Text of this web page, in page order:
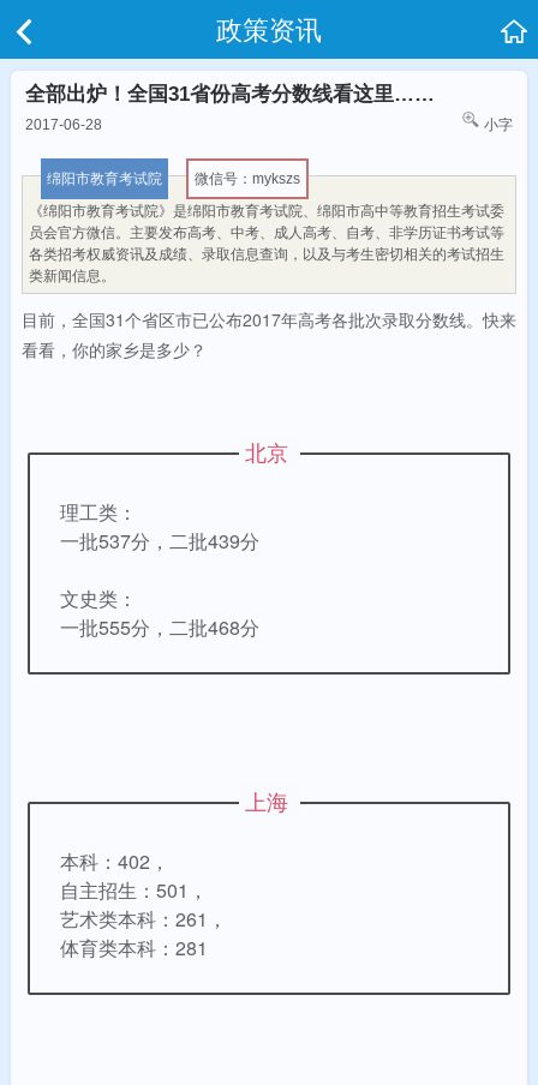
政策资讯
全部出炉！全国31省份高考分数线看这里……
2017-06-28 小字
绵阳市教育考试院
微信号：mykszs
《绵阳市教育考试院》是绵阳市教育考试院、绵阳市高中等教育招生考试委
员会官方微信。主要发布高考、中考、成人高考、自考、非学历证书考试等
各类招考权威资讯及成绩、录取信息查询，以及与考生密切相关的考试招生
类新闻信息。
目前，全国31个省区市已公布2017年高考各批次录取分数线。快来
看看，你的家乡是多少？
北京
理工类：
一批537分，二批439分
文史类：
一批555分，二批468分
上海
本科：402，
自主招生：501，
艺术类本科：261，
体育类本科：281